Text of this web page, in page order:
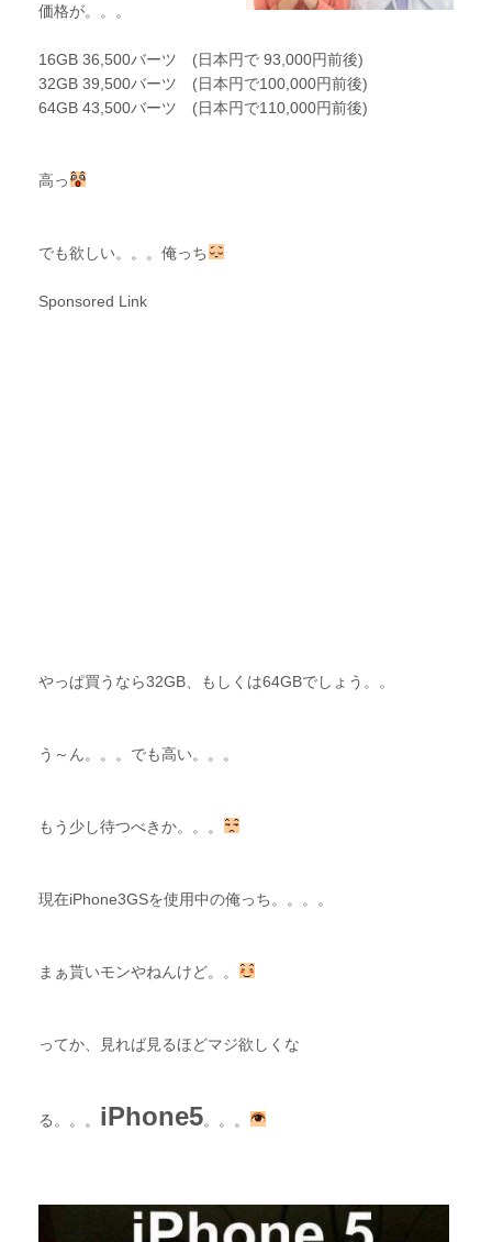
価格が。。。
16GB 36,500バーツ (日本円で 93,000円前後)
32GB 39,500バーツ (日本円で100,000円前後)
64GB 43,500バーツ (日本円で110,000円前後)
高っ
でも欲しい。。。俺っち
Sponsored Link
やっぱ買うなら32GB、もしくは64GBでしょう。。
う～ん。。。でも高い。。。
もう少し待つべきか。。。
現在iPhone3GSを使用中の俺っち。。。。
まぁ貰いモンやねんけど。。
ってか、見れば見るほどマジ欲しくな
る。。。 iPhone5。。。